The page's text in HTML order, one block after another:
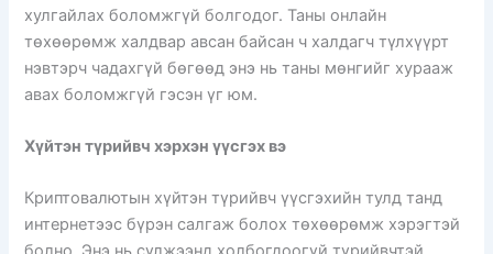
хулгайлах боломжгүй болгодог. Таны онлайн
төхөөрөмж халдвар авсан байсан ч халдагч түлхүүрт
нэвтэрч чадахгүй бөгөөд энэ нь таны мөнгийг хурааж
авах боломжгүй гэсэн үг юм.
Хүйтэн түрийвч хэрхэн үүсгэх вэ
Криптовалютын хүйтэн түрийвч үүсгэхийн тулд танд
интернетээс бүрэн салгаж болох төхөөрөмж хэрэгтэй